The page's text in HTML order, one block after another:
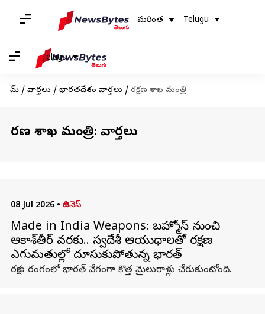
మరింత Telugu
Telugu
హోమ్ / వార్తలు / భారతదేశం వార్తలు / రక్షణ శాఖ మంత్రి
రక్షణ శాఖ మంత్రి: వార్తలు
08 Jul 2026 • బిజినెస్
Made in India Weapons: బ్రహ్మోస్ నుంచి
ఆకాశ్‌తీర్ వరకు.. స్వదేశీ ఆయుధాలతో రక్షణ
ఎగుమతుల్లో దూసుకుపోతున్న భారత్
రక్షణ రంగంలో భారత్ వేగంగా కొత్త మైలురాళ్లు చేరుకుంటోంది.